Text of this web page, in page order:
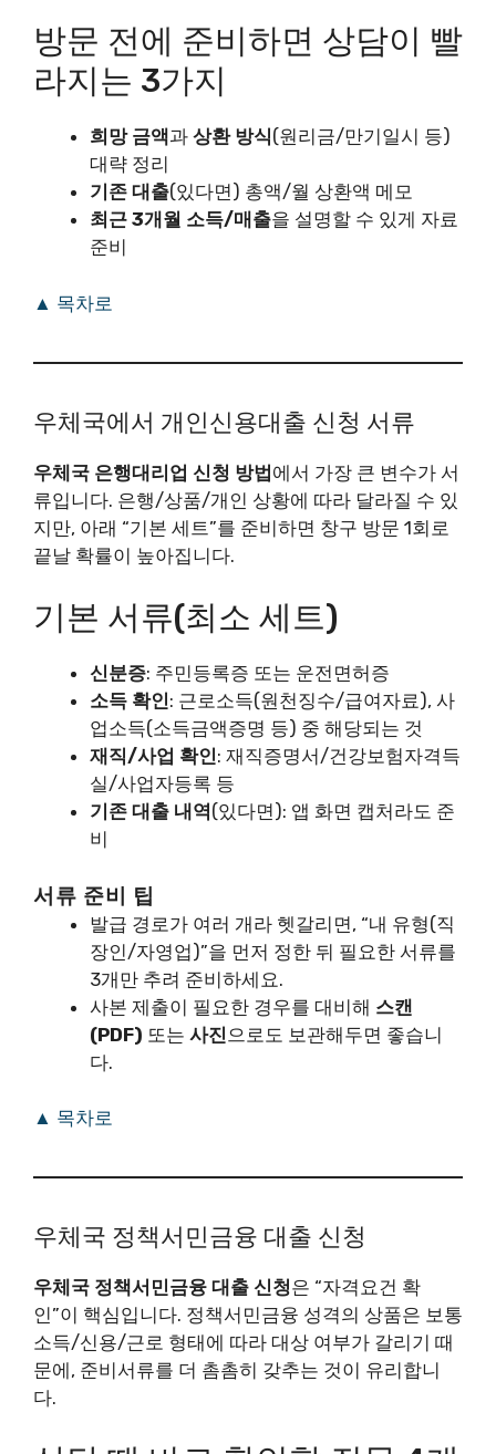
방문 전에 준비하면 상담이 빨
라지는 3가지
희망 금액과 상환 방식(원리금/만기일시 등)
대략 정리
기존 대출(있다면) 총액/월 상환액 메모
최근 3개월 소득/매출을 설명할 수 있게 자료
준비
▲ 목차로
우체국에서 개인신용대출 신청 서류
우체국 은행대리업 신청 방법에서 가장 큰 변수가 서
류입니다. 은행/상품/개인 상황에 따라 달라질 수 있
지만, 아래 “기본 세트”를 준비하면 창구 방문 1회로
끝날 확률이 높아집니다.
기본 서류(최소 세트)
신분증: 주민등록증 또는 운전면허증
소득 확인: 근로소득(원천징수/급여자료), 사
업소득(소득금액증명 등) 중 해당되는 것
재직/사업 확인: 재직증명서/건강보험자격득
실/사업자등록 등
기존 대출 내역(있다면): 앱 화면 캡처라도 준
비
서류 준비 팁
발급 경로가 여러 개라 헷갈리면, “내 유형(직
장인/자영업)”을 먼저 정한 뒤 필요한 서류를
3개만 추려 준비하세요.
사본 제출이 필요한 경우를 대비해 스캔
(PDF) 또는 사진 으로도 보관해두면 좋습니
다.
▲ 목차로
우체국 정책서민금융 대출 신청
우체국 정책서민금융 대출 신청은 “자격요건 확
인”이 핵심입니다. 정책서민금융 성격의 상품은 보통
소득/신용/근로 형태에 따라 대상 여부가 갈리기 때
문에, 준비서류를 더 촘촘히 갖추는 것이 유리합니
다.